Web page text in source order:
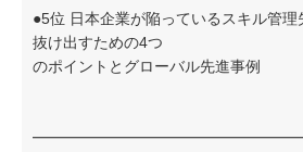
●5位 日本企業が陥っているスキル管
抜け出すための4つ
のポイントとグローバル先進事例